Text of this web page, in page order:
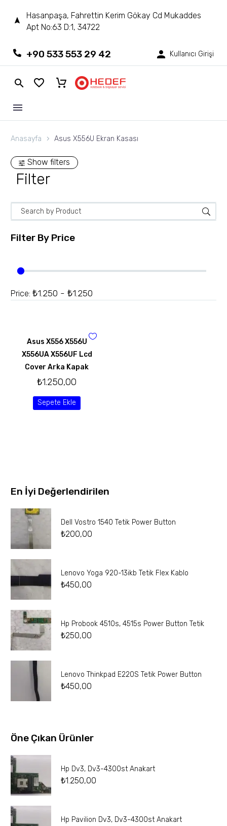
Hasanpaşa, Fahrettin Kerim Gökay Cd Mukaddes
Apt No:63 D:1, 34722
+90 533 553 29 42 Kullanıcı Girişi
Anasayfa Asus X556U Ekran Kasası
Show filters
Filter
Filter By Price
Price: ₺1.250 - ₺1.250
Asus X556 X556U
X556UA X556UF Lcd
Cover Arka Kapak
₺1.250,00
Sepete Ekle
En İyi Değerlendirilen
Dell Vostro 1540 Tetik Power Button
₺200,00
Lenovo Yoga 920-13ikb Tetik Flex Kablo
₺450,00
Hp Probook 4510s, 4515s Power Button Tetik
₺250,00
Lenovo Thinkpad E220S Tetik Power Button
₺450,00
Öne Çıkan Ürünler
Hp Dv3, Dv3-4300st Anakart
₺1.250,00
Hp Pavilion Dv3, Dv3-4300st Anakart